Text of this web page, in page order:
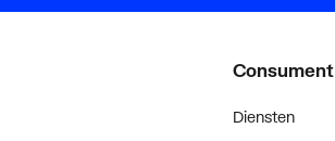
Consument
Diensten